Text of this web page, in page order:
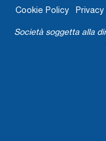
Cookie Policy
Società soggetta alla